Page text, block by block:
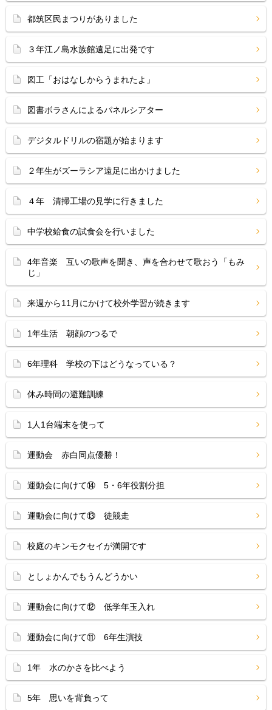
都筑区民まつりがありました
３年江ノ島水族館遠足に出発です
図工「おはなしからうまれたよ」
図書ボラさんによるパネルシアター
デジタルドリルの宿題が始まります
２年生がズーラシア遠足に出かけました
４年 清掃工場の見学に行きました
中学校給食の試食会を行いました
4年音楽 互いの歌声を聞き、声を合わせて歌おう「もみ
じ」
来週から11月にかけて校外学習が続きます
1年生活 朝顔のつるで
6年理科 学校の下はどうなっている？
休み時間の避難訓練
1人1台端末を使って
運動会 赤白同点優勝！
運動会に向けて⑭ 5・6年役割分担
運動会に向けて⑬ 徒競走
校庭のキンモクセイが満開です
としょかんでもうんどうかい
運動会に向けて⑫ 低学年玉入れ
運動会に向けて⑪ 6年生演技
1年 水のかさを比べよう
5年 思いを背負って